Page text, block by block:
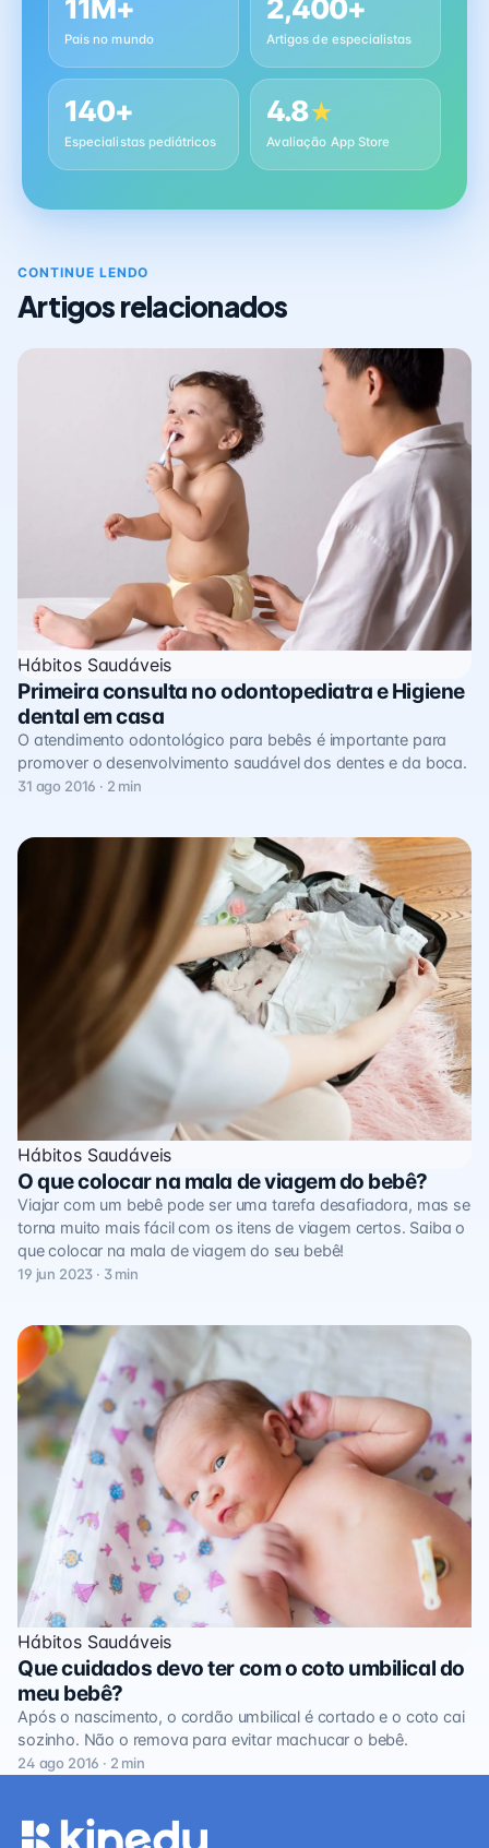
11M+
Pais no mundo
2,400+
Artigos de especialistas
140+
Especialistas pediátricos
4.8★
Avaliação App Store
CONTINUE LENDO
Artigos relacionados
Hábitos Saudáveis
Primeira consulta no odontopediatra e Higiene
dental em casa
O atendimento odontológico para bebês é importante para
promover o desenvolvimento saudável dos dentes e da boca.
31 ago 2016 · 2 min
Hábitos Saudáveis
O que colocar na mala de viagem do bebê?
Viajar com um bebê pode ser uma tarefa desafiadora, mas se
torna muito mais fácil com os itens de viagem certos. Saiba o
que colocar na mala de viagem do seu bebê!
19 jun 2023 · 3 min
Hábitos Saudáveis
Que cuidados devo ter com o coto umbilical do
meu bebê?
Após o nascimento, o cordão umbilical é cortado e o coto cai
sozinho. Não o remova para evitar machucar o bebê.
24 ago 2016 · 2 min